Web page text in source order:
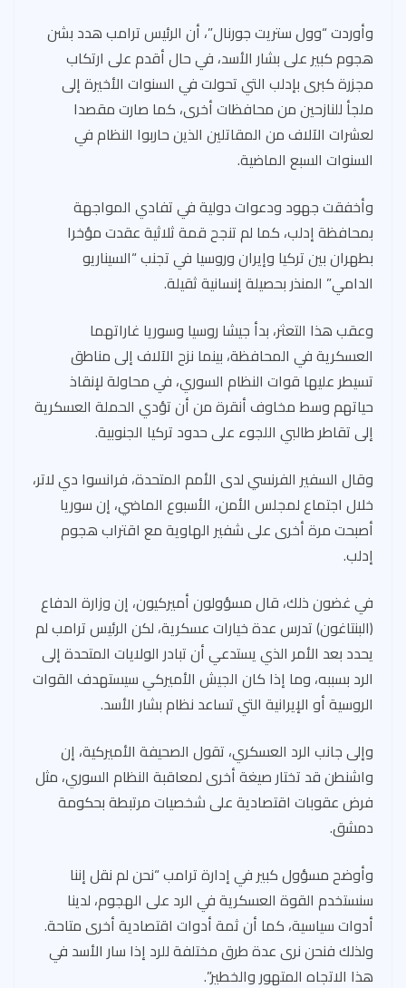
وأوردت “وول ستريت جورنال”، أن الرئيس ترامب هدد بشن
هجوم كبير على بشار الأسد، في حال أقدم على ارتكاب
مجزرة كبرى بإدلب التي تحولت في السنوات الأخيرة إلى
ملجأ للنازحين من محافظات أخرى، كما صارت مقصدا
لعشرات الآلاف من المقاتلين الذين حاربوا النظام في
السنوات السبع الماضية.
وأخفقت جهود ودعوات دولية في تفادي المواجهة
بمحافظة إدلب، كما لم تنجح قمة ثلاثية عقدت مؤخرا
بطهران بين تركيا وإيران وروسيا في تجنب “السيناريو
الدامي” المنذر بحصيلة إنسانية ثقيلة.
وعقب هذا التعثر، بدأ جيشا روسيا وسوريا غاراتهما
العسكرية في المحافظة، بينما نزح الآلاف إلى مناطق
تسيطر عليها قوات النظام السوري، في محاولة لإنقاذ
حياتهم وسط مخاوف أنقرة من أن تؤدي الحملة العسكرية
إلى تقاطر طالبي اللجوء على حدود تركيا الجنوبية.
وقال السفير الفرنسي لدى الأمم المتحدة، فرانسوا دي لاتر،
خلال اجتماع لمجلس الأمن، الأسبوع الماضي، إن سوريا
أصبحت مرة أخرى على شفير الهاوية مع اقتراب هجوم
إدلب.
في غضون ذلك، قال مسؤولون أميركيون، إن وزارة الدفاع
(البنتاغون) تدرس عدة خيارات عسكرية، لكن الرئيس ترامب لم
يحدد بعد الأمر الذي يستدعي أن تبادر الولايات المتحدة إلى
الرد بسببه، وما إذا كان الجيش الأميركي سيستهدف القوات
الروسية أو الإيرانية التي تساعد نظام بشار الأسد.
وإلى جانب الرد العسكري، تقول الصحيفة الأميركية، إن
واشنطن قد تختار صيغة أخرى لمعاقبة النظام السوري، مثل
فرض عقوبات اقتصادية على شخصيات مرتبطة بحكومة
دمشق.
وأوضح مسؤول كبير في إدارة ترامب “نحن لم نقل إننا
سنستخدم القوة العسكرية في الرد على الهجوم، لدينا
أدوات سياسية، كما أن ثمة أدوات اقتصادية أخرى متاحة.
ولذلك فنحن نرى عدة طرق مختلفة للرد إذا سار الأسد في
هذا الاتجاه المتهور والخطير”.